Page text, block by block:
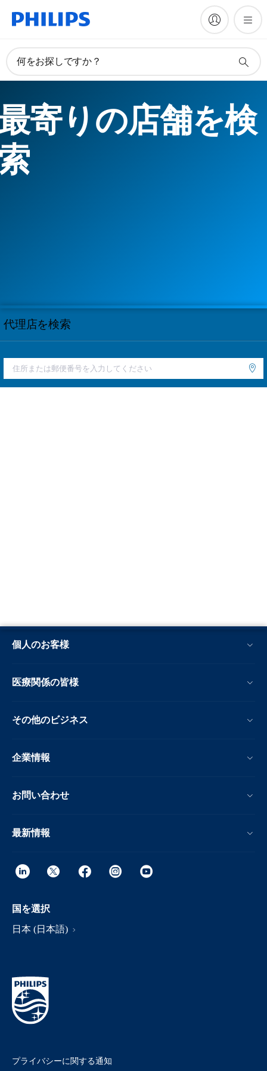
何をお探しですか？
寄りの店舗を検
代理店を検索
個人のお客様
医療関係の皆様
その他のビジネス
企業情報
お問い合わせ
最新情報
国を選択
日本 (日本語)
プライバシーに関する通知